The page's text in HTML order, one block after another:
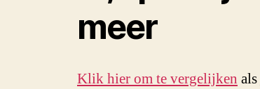
meer
Klik hier om te vergelijken